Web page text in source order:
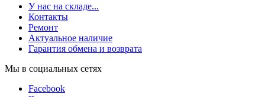
У нас на складе...
Контакты
Ремонт
Актуальное наличие
Гарантия обмена и возврата
Мы в социальных сетях
Facebook